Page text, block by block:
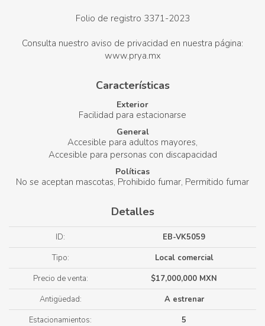
Folio de registro 3371-2023
Consulta nuestro aviso de privacidad en nuestra página:
www.prya.mx
Características
Exterior
Facilidad para estacionarse
General
Accesible para adultos mayores
Accesible para personas con discapacidad
Políticas
No se aceptan mascotas Prohibido fumar Permitido fumar
Detalles
ID:
EB-VK5059
Tipo:
Local comercial
Precio de venta:
$17,000,000 MXN
Antigüedad:
A estrenar
Estacionamientos:
5